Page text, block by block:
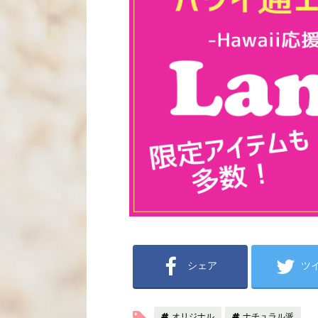
シェア ツ